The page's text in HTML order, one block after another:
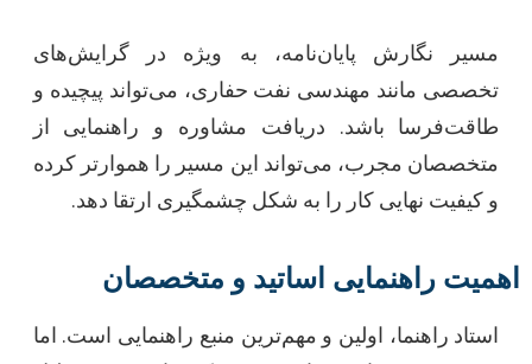
مسیر نگارش پایان‌نامه، به ویژه در گرایش‌های
تخصصی مانند مهندسی نفت حفاری، می‌تواند پیچیده و
طاقت‌فرسا باشد. دریافت مشاوره و راهنمایی از
متخصصان مجرب، می‌تواند این مسیر را هموارتر کرده
و کیفیت نهایی کار را به شکل چشمگیری ارتقا دهد.
اهمیت راهنمایی اساتید و متخصصان
استاد راهنما، اولین و مهم‌ترین منبع راهنمایی است. اما